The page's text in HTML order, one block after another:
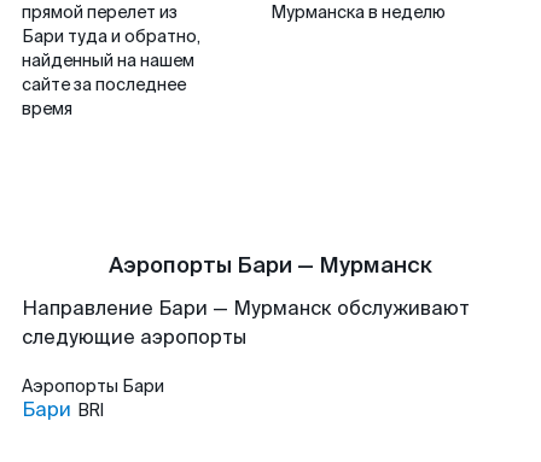
прямой перелет из
Бари туда и обратно,
найденный на нашем
сайте за последнее
время
Мурманска в неделю
Аэропорты Бари — Мурманск
Направление Бари — Мурманск обслуживают
следующие аэропорты
Аэропорты Бари
Бари BRI